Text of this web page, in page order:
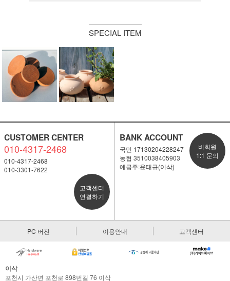
SPECIAL ITEM
CUSTOMER CENTER
010-4317-2468
010-4317-2468
010-3301-7622
고객센터
연결하기
BANK ACCOUNT
국민 17130204228247
농협 3510038405903
예금주:윤태규(이삭)
비회원
1:1 문의
PC 버전 이용안내 고객센터
이삭
포천시 가산면 포천로 898번길 76 이삭